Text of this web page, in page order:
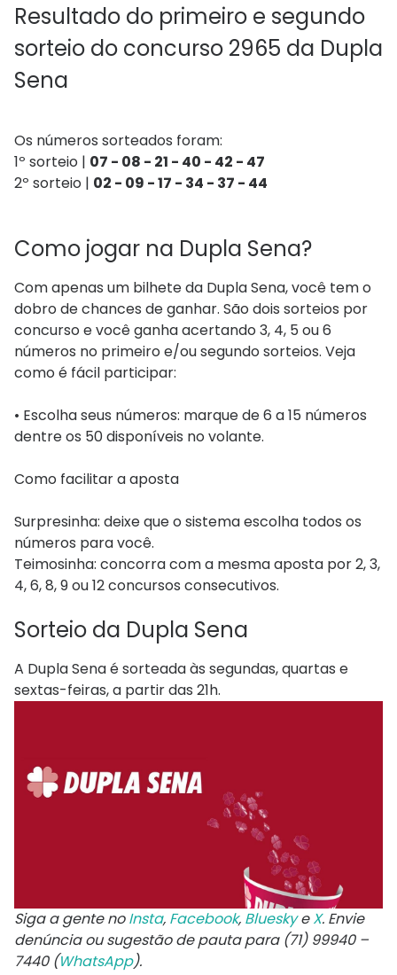
Resultado do primeiro e segundo
sorteio do concurso 2965 da Dupla
Sena
Os números sorteados foram:
1º sorteio | 07 - 08 - 21 - 40 - 42 - 47
2º sorteio | 02 - 09 - 17 - 34 - 37 - 44
Como jogar na Dupla Sena?
Com apenas um bilhete da Dupla Sena, você tem o
dobro de chances de ganhar. São dois sorteios por
concurso e você ganha acertando 3, 4, 5 ou 6
números no primeiro e/ou segundo sorteios. Veja
como é fácil participar:
• Escolha seus números: marque de 6 a 15 números
dentre os 50 disponíveis no volante.
Como facilitar a aposta
Surpresinha: deixe que o sistema escolha todos os
números para você.
Teimosinha: concorra com a mesma aposta por 2, 3,
4, 6, 8, 9 ou 12 concursos consecutivos.
Sorteio​​ da Dupla Sena
A Dupla Sena é sorteada às segundas, quartas e
sextas-feiras, a partir das 21h.
Siga a gente noInsta, Facebook, BlueskyeX. Envie
denúncia ou sugestão de pauta para (71) 99940 –
7440 (WhatsApp).